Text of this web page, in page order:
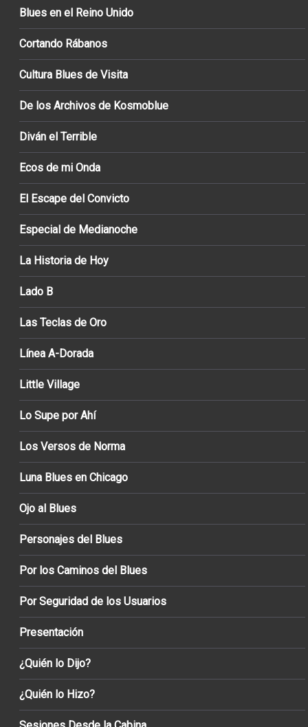
Blues en el Reino Unido
Cortando Rábanos
Cultura Blues de Visita
De los Archivos de Kosmoblue
Diván el Terrible
Ecos de mi Onda
El Escape del Convicto
Especial de Medianoche
La Historia de Hoy
Lado B
Las Teclas de Oro
Línea A-Dorada
Little Village
Lo Supe por Ahí
Los Versos de Norma
Luna Blues en Chicago
Ojo al Blues
Personajes del Blues
Por los Caminos del Blues
Por Seguridad de los Usuarios
Presentación
¿Quién lo Dijo?
¿Quién lo Hizo?